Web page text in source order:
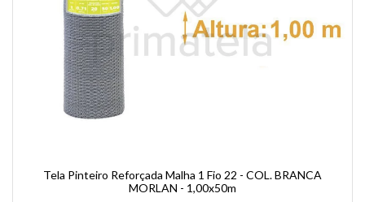
Tela Pinteiro Reforçada Malha 1 Fio 22 - COL. BRANCA
MORLAN - 1,00x50m